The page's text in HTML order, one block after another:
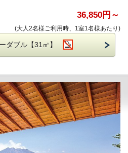
のキャンセル料を申し受けます。
％
泊料の100%
が分かれる場合がございます。
選択の場合、ルームチェンジが発生す
案内
は500円）
をどうぞご利用ください。
て「Anniversary Plan ～アニバーサリ
ンアルコールカクテル）
ご希望のメッセージを事前にお知らせ
ませ。（18：00～ または 19:00
36,850円～
(大人2名様ご利用時、1室1名様あたり)
ダブル【31㎡】